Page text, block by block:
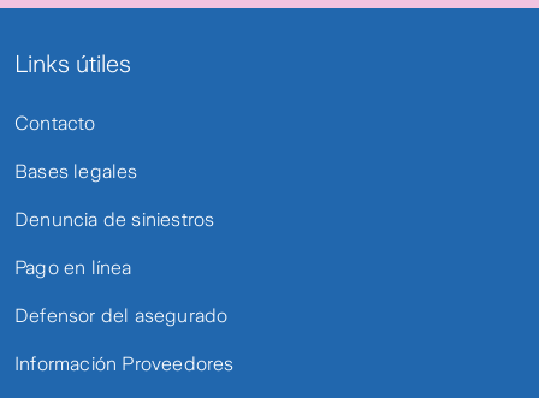
Links útiles
Contacto
Bases legales
Denuncia de siniestros
Pago en línea
Defensor del asegurado
Información Proveedores